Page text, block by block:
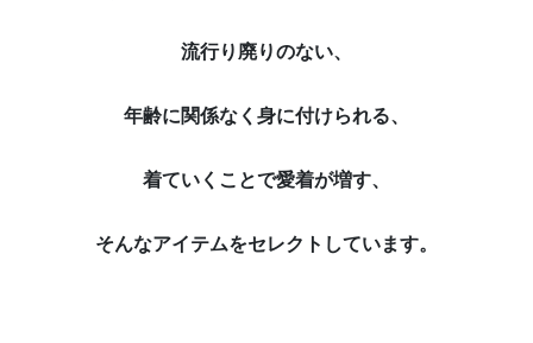
流行り廃りのない、
年齢に関係なく身に付けられる、
着ていくことで愛着が増す、
そんなアイテムをセレクトしています。